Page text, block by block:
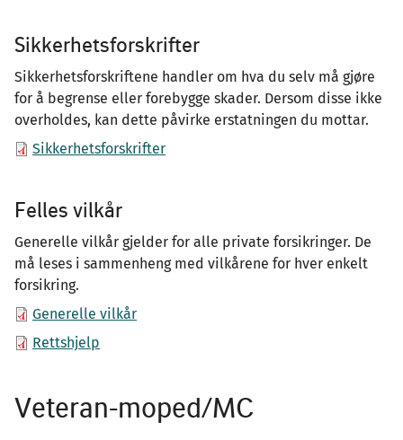
Sikkerhetsforskrifter
Sikkerhetsforskriftene handler om hva du selv må gjøre
for å begrense eller forebygge skader. Dersom disse ikke
overholdes, kan dette påvirke erstatningen du mottar.
Sikkerhetsforskrifter
Felles vilkår
Generelle vilkår gjelder for alle private forsikringer. De
må leses i sammenheng med vilkårene for hver enkelt
forsikring.
Generelle vilkår
Rettshjelp
Veteran-moped/MC